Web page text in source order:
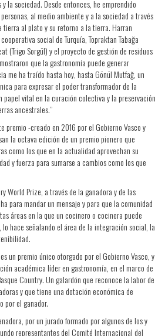
la sociedad. Desde entonces, he emprendido
al medio ambiente y a la sociedad a través
al plato y su retorno a la tierra. Harran
social de Turquía, Topraktan Tabağa
(Trigo Sorgül) y el proyecto de gestión de residuos
que la gastronomía puede generar
me ha traído hasta hoy, hasta Gönül Mutfağ, un
para expresar el poder transformador de la
papel vital en la curación colectiva y la preservación
ancestrales.”
premio -creado en 2016 por el Gobierno Vasco y
la octava edición de un premio pionero que
como los que en la actualidad aprovechan su
y fuerza para sumarse a cambios como los que
World Prize, a través de la ganadora y de las
para mandar un mensaje y para que la comunidad
áreas en la que un cocinero o cocinera puede
hace señalando el área de la integración social, la
un premio único otorgado por el Gobierno Vasco, y
académica líder en gastronomía, en el marco de
Country. Un galardón que reconoce la labor de
y que tiene una dotación económica de
por el ganador.
por un jurado formado por algunos de los y
representantes del Comité Internacional del